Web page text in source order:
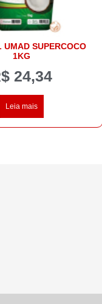
UMAD SUPERCOCO
1KG
24,34
Leia mais